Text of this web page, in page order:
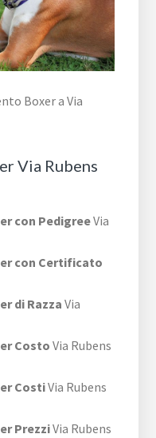
Boxer a Via
Via Rubens
con PedigreeVia
con Certificato
di RazzaVia
CostoVia Rubens
CostiVia Rubens
PrezziVia Rubens